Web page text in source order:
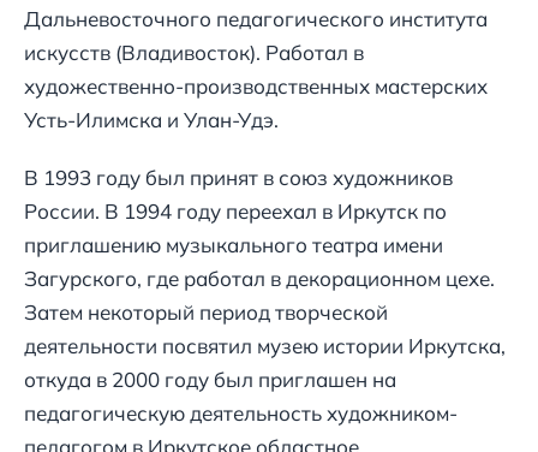
Дальневосточного педагогического института
искусств (Владивосток). Работал в
художественно-производственных мастерских
Усть-Илимска и Улан-Удэ.
В 1993 году был принят в союз художников
России. В 1994 году переехал в Иркутск по
приглашению музыкального театра имени
Загурского, где работал в декорационном цехе.
Затем некоторый период творческой
деятельности посвятил музею истории Иркутска,
откуда в 2000 году был приглашен на
педагогическую деятельность художником-
педагогом в Иркутское областное